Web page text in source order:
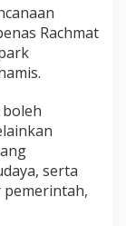
Rachmat
serta